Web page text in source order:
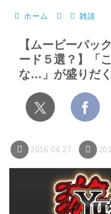
ホーム 雑談
【ムービーパッ
ード５選？】「
な…」が盛りだく
2016.04.27